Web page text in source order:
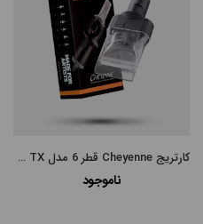
کارتریج Cheyenne قطر 6 مدل Magnum SE TX
ناموجود